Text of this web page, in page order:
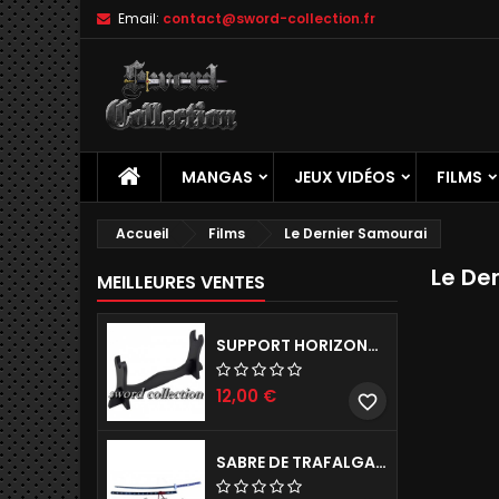
Email: contact@sword-collection.fr
MANGAS JEUX VIDÉOS FILMS
Accueil Films Le Dernier Samourai
MEILLEURES VENTES
SUPPORT HORIZONTAL DE KATANA - 1 NIVEAU
12,00 € favorite_border
SABRE DE TRAFALGAR LAW ONE PIECE - KIKOKU RÉPLIQUE DE COLLECTION 142 CM
Le